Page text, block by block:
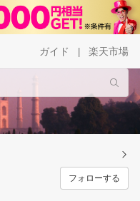
ガイド 楽天市場
フォローする